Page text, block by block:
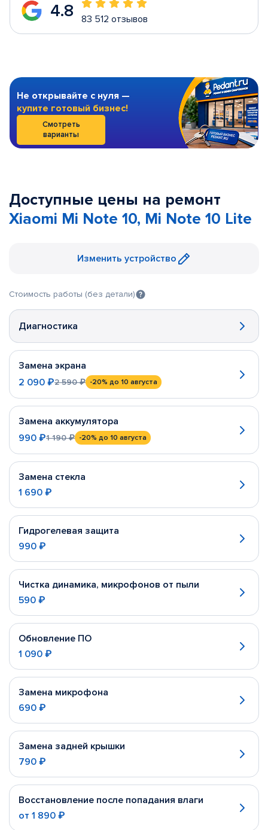
4.8 83 512 отзывов
Не открывайте с нуля —
купите готовый бизнес!
Смотреть
варианты
Доступные цены на ремонт
Xiaomi Mi Note 10, Mi Note 10 Lite
Изменить устройство
Стоимость работы (без детали)
Диагностика
Замена экрана
2 090 ₽2 590 ₽ -20% до 10 августа
Замена аккумулятора
990 ₽1 190 ₽ -20% до 10 августа
Замена стекла
1 690 ₽
Гидрогелевая защита
990 ₽
Чистка динамика, микрофонов от пыли
590 ₽
Обновление ПО
1 090 ₽
Замена микрофона
690 ₽
Замена задней крышки
790 ₽
Восстановление после попадания влаги
от 1 890 ₽